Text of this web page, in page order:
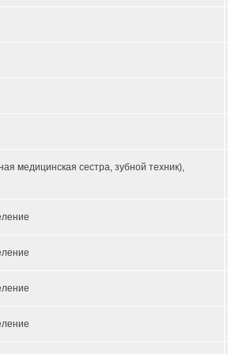
медицинская сестра, зубной техник),